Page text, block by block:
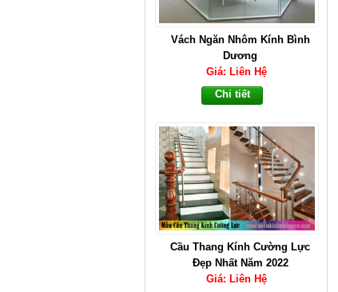
Vách Ngăn Nhôm Kính Bình
Dương
Giá: Liên Hệ
Chi tiết
Cầu Thang Kính Cường Lực
Đẹp Nhất Năm 2022
Giá: Liên Hệ